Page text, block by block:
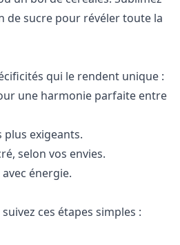
de sucre pour révéler toute la
qui le rendent unique :
une harmonie parfaite entre
plus exigeants.
selon vos envies.
énergie.
suivez ces étapes simples :